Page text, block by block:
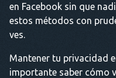
en Facebook sin que
estos métodos con
ves.
Mantener tu privacidad
importante saber cómo